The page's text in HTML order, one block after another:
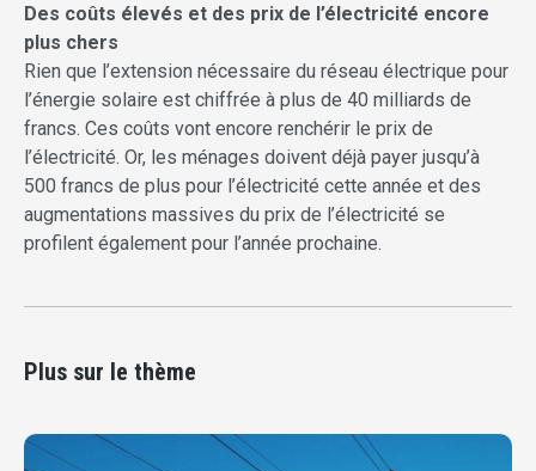
Des coûts élevés et des prix de l’électricité encore
plus chers
Rien que l’extension nécessaire du réseau électrique pour
l’énergie solaire est chiffrée à plus de 40 milliards de
francs. Ces coûts vont encore renchérir le prix de
l’électricité. Or, les ménages doivent déjà payer jusqu’à
500 francs de plus pour l’électricité cette année et des
augmentations massives du prix de l’électricité se
profilent également pour l’année prochaine.
Plus sur le thème